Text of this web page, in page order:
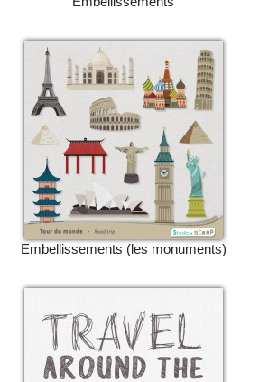
Embellissements (les monuments)